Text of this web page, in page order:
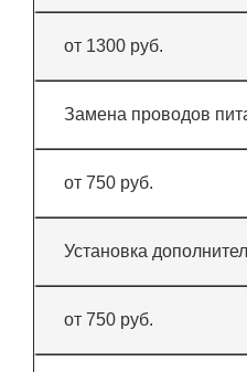
от 1300 руб.
Замена проводов
от 750 руб.
Установка
от 750 руб.